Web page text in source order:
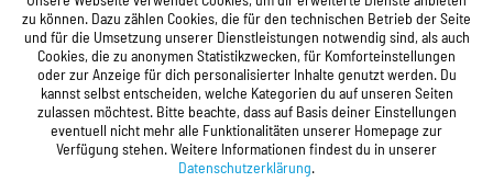
zu können. Dazu zählen Cookies, die für den technischen Betrieb der Seite
und für die Umsetzung unserer Dienstleistungen notwendig sind, als auch
Cookies, die zu anonymen Statistikzwecken, für Komforteinstellungen
oder zur Anzeige für dich personalisierter Inhalte genutzt werden. Du
kannst selbst entscheiden, welche Kategorien du auf unseren Seiten
zulassen möchtest. Bitte beachte, dass auf Basis deiner Einstellungen
eventuell nicht mehr alle Funktionalitäten unserer Homepage zur
Verfügung stehen. Weitere Informationen findest du in unserer
Datenschutzerklärung.
Registrierung
Studierendenwerk Vorderpfalz
Studierendenwerk Vorderpfalz
Anstalt des öffentlichen Rechts
Xylanderstraße 17
76829 Landau in der Pfalz